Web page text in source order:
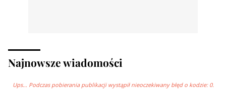
Najnowsze wiadomości
Ups… Podczas pobierania publikacji wystąpił nieoczekiwany błęd o kodzie: 0.